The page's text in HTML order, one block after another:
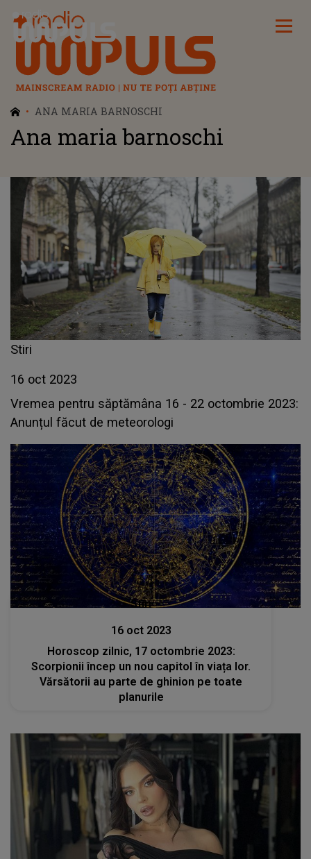
Radio Impuls
ANA MARIA BARNOSCHI
Ana maria barnoschi
Stiri
16 oct 2023
Vremea pentru săptămâna 16 - 22 octombrie 2023:
Anunțul făcut de meteorologi
Stiri
16 oct 2023
Horoscop zilnic, 17 octombrie 2023:
Scorpionii încep un nou capitol în viața lor.
Vărsătorii au parte de ghinion pe toate
planurile